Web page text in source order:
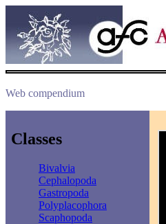
Web compendium
Classes
Bivalvia
Cephalopoda
Gastropoda
Polyplacophora
Scaphopoda